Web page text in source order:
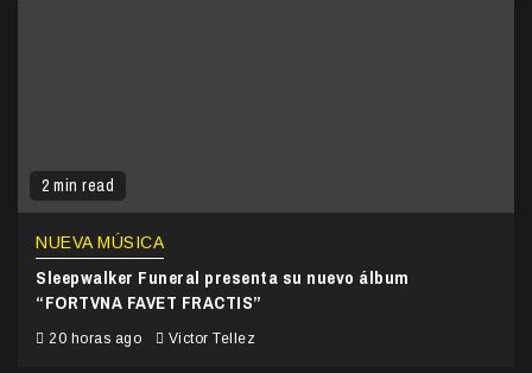
2 min read
NUEVA MÚSICA
Sleepwalker Funeral presenta su nuevo álbum
“FORTVNA FAVET FRACTIS”
20 horas ago Victor Tellez